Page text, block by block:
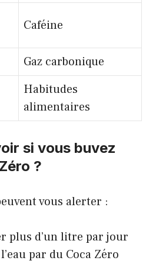
Caféine
Gaz carbonique
Habitudes
alimentaires
si vous buvez
?
vous alerter :
plus d’un litre par jour
par du Coca Zéro